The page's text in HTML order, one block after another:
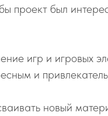
проект был
игр и игровых
и
новый